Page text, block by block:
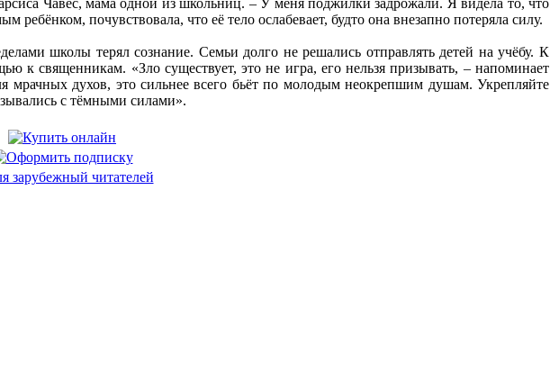
Чавес, мама одной из школьниц. – У меня поджилки задрожали. Я видела то, что
почувствовала, что её тело ослабевает, будто она внезапно потеряла силу.
школы терял сознание. Семьи долго не решались отправлять детей на учёбу. К
к священникам. «Зло существует, это не игра, его нельзя призывать, – напоминает
мрачных духов, это сильнее всего бьёт по молодым неокрепшим душам. Укрепляйте
с тёмными силами».